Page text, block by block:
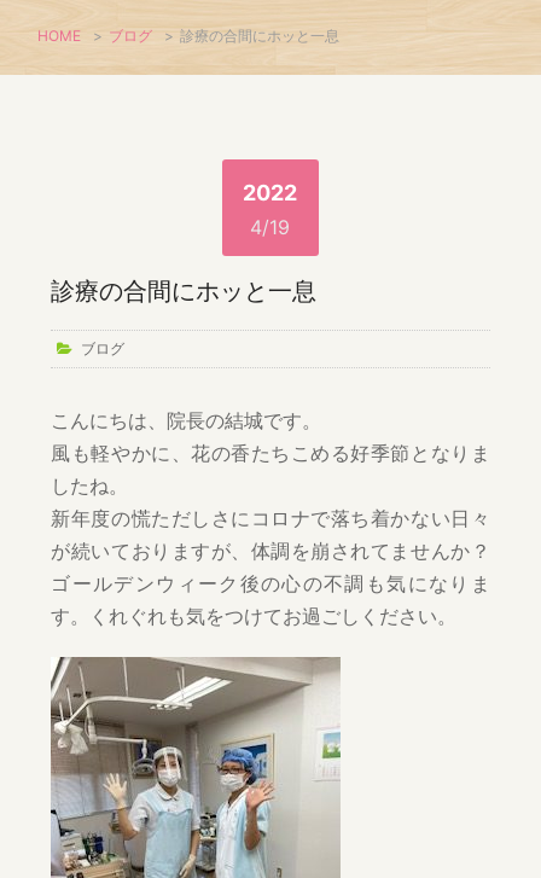
HOME > ブログ > 診療の合間にホッと一息
2022
4/19
診療の合間にホッと一息
ブログ
こんにちは、院長の結城です。
風も軽やかに、花の香たちこめる好季節となりま
したね。
新年度の慌ただしさにコロナで落ち着かない日々
が続いておりますが、体調を崩されてませんか？
ゴールデンウィーク後の心の不調も気になりま
す。くれぐれも気をつけてお過ごしください。